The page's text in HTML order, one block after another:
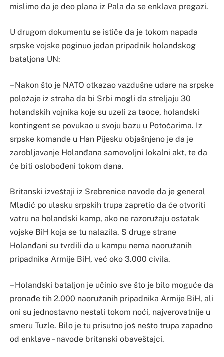
mislimo da je deo plana iz Pala da se enklava pregazi.
U drugom dokumentu se ističe da je tokom napada
srpske vojske poginuo jedan pripadnik holandskog
bataljona UN:
– Nakon što je NATO otkazao vazdušne udare na srpske
položaje iz straha da bi Srbi mogli da streljaju 30
holandskih vojnika koje su uzeli za taoce, holandski
kontingent se povukao u svoju bazu u Potočarima. Iz
srpske komande u Han Pijesku objašnjeno je da je
zarobljavanje Holanđana samovoljni lokalni akt, te da
će biti oslobođeni tokom dana.
Britanski izveštaji iz Srebrenice navode da je general
Mladić po ulasku srpskih trupa zapretio da će otvoriti
vatru na holandski kamp, ako ne razoružaju ostatak
vojske BiH koja se tu nalazila. S druge strane
Holanđani su tvrdili da u kampu nema naoružanih
pripadnika Armije BiH, već oko 3.000 civila.
– Holandski bataljon je učinio sve što je bilo moguće da
pronađe tih 2.000 naoružanih pripadnika Armije BiH, ali
oni su jednostavno nestali tokom noći, najverovatnije u
smeru Tuzle. Bilo je tu prisutno još nešto trupa zapadno
od enklave – navode britanski obaveštajci.